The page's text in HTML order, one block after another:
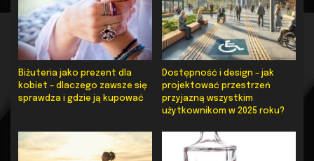
Biżuteria jako prezent dla
kobiet – dlaczego zawsze się
sprawdza i gdzie ją kupować
Dostępność i design – jak
projektować przestrzeń
przyjazną wszystkim
użytkownikom w 2025 roku?